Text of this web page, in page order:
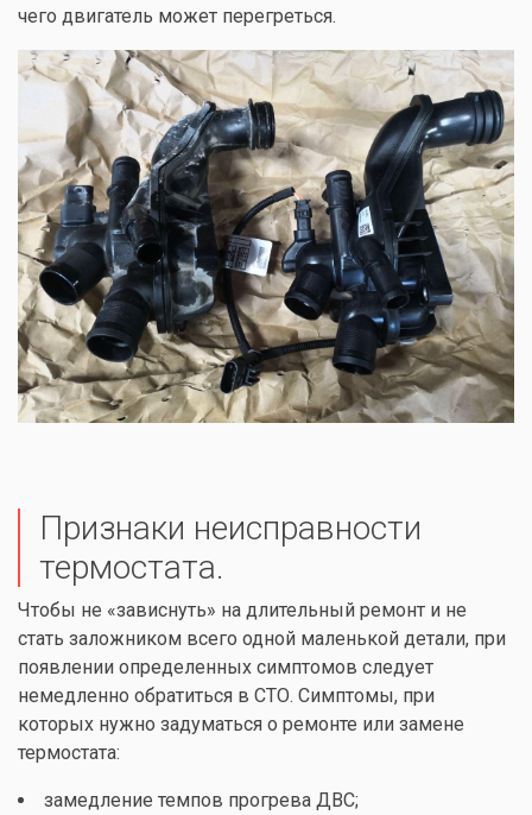
чего двигатель может перегреться.
Признаки неисправности
термостата.
Чтобы не «зависнуть» на длительный ремонт и не
стать заложником всего одной маленькой детали, при
появлении определенных симптомов следует
немедленно обратиться в СТО. Симптомы, при
которых нужно задуматься о ремонте или замене
термостата:
замедление темпов прогрева ДВС;